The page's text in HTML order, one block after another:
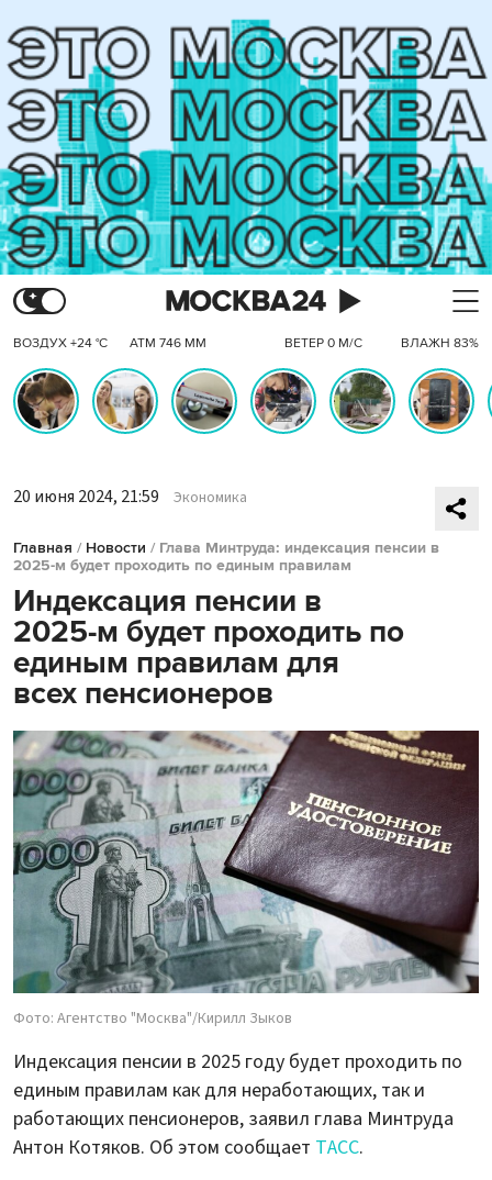
ВОЗДУХ +24 °C АТМ 746 ММ ВЕТЕР 0 М/С ВЛАЖН 83%
20 июня 2024, 21:59 Экономика
Главная / Новости / Глава Минтруда: индексация пенсии в
2025-м будет проходить по единым правилам
Индексация пенсии в
2025-м будет проходить по
единым правилам для
всех пенсионеров
Фото: Агентство "Москва"/Кирилл Зыков
Индексация пенсии в 2025 году будет проходить по
единым правилам как для неработающих, так и
работающих пенсионеров, заявил глава Минтруда
Антон Котяков. Об этом сообщает ТАСС.